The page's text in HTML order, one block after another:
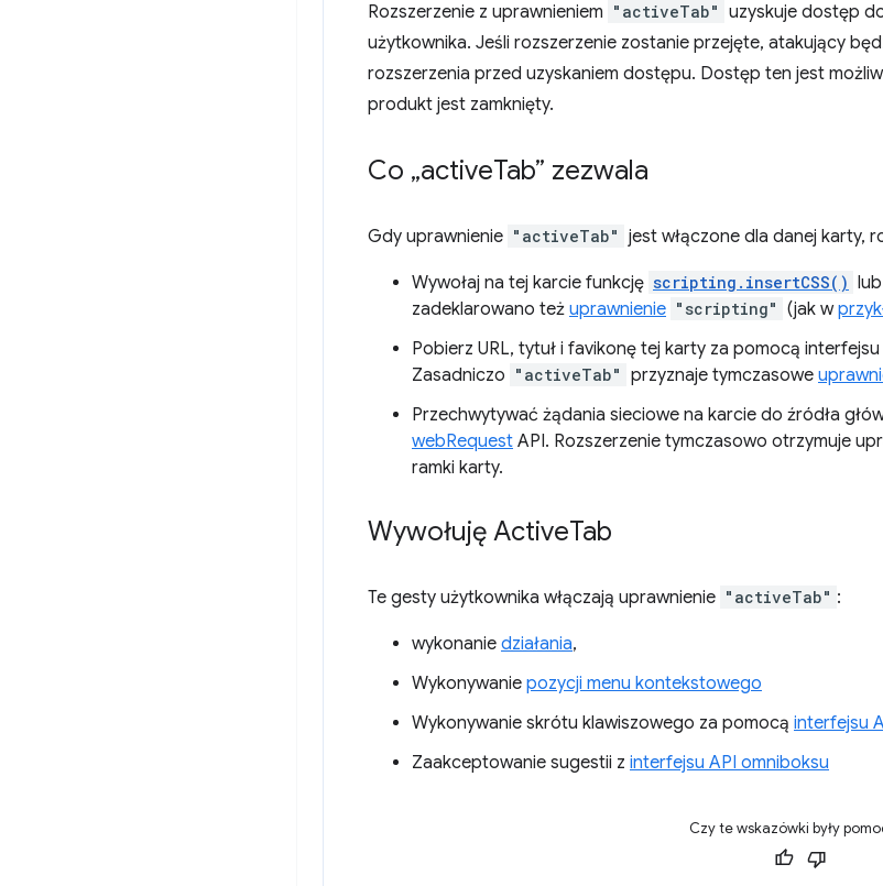
Rozszerzenie z uprawnieniem "activeTab" uzyskuje dostęp
użytkownika. Jeśli rozszerzenie zostanie przejęte, atakujący
rozszerzenia przed uzyskaniem dostępu. Dostęp ten jest
produkt jest zamknięty.
Co „activeTab” zezwala
Gdy uprawnienie "activeTab" jest włączone dla danej karty,
Wywołaj na tej karcie funkcję scripting.insertCSS() lub
zadeklarowano też uprawnienie "scripting" (jak w
Pobierz URL, tytuł i favikonę tej karty za pomocą
Zasadniczo "activeTab" przyznaje tymczasowe
Przechwytywać żądania sieciowe na karcie do źródła
webRequest API. Rozszerzenie tymczasowo otrzymuje
ramki karty.
Wywołuję ActiveTab
Te gesty użytkownika włączają uprawnienie "activeTab" :
wykonanie działania,
Wykonywanie pozycji menu kontekstowego
Wykonywanie skrótu klawiszowego za pomocą interfejsu
Zaakceptowanie sugestii z interfejsu API omniboksu
Czy te wskazówki były